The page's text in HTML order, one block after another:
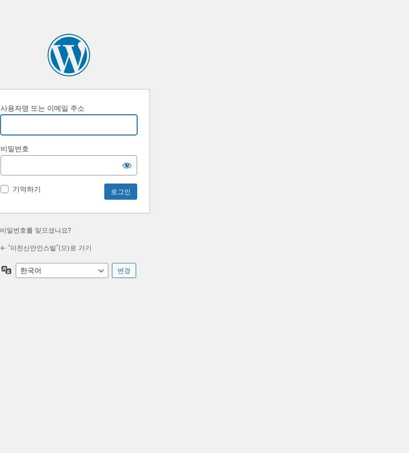
사용자명 또는 이메일 주소
비밀번호
기억하기
비밀번호를 잊으셨나요?
← ˚이천신안인스빌˚(으)로 가기
어